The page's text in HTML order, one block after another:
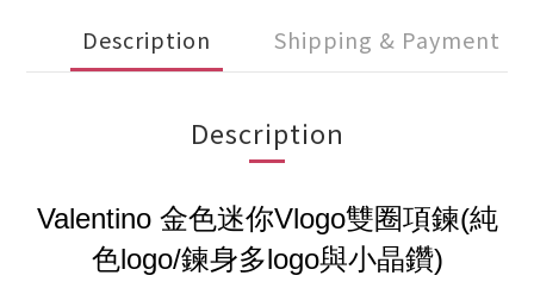
Description Shipping & Payment
Description
Valentino 金色迷你Vlogo雙圈項鍊(純
色logo/鍊身多logo與小晶鑽)